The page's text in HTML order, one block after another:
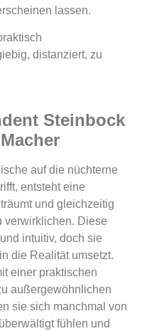
lassen.
distanziert, zu
Steinbock
auf die nüchterne
entsteht eine
und gleichzeitig
verwirklichen. Diese
intuitiv, doch sie
die Realität umsetzt.
einer praktischen
außergewöhnlichen
sie sich manchmal von
fühlen und